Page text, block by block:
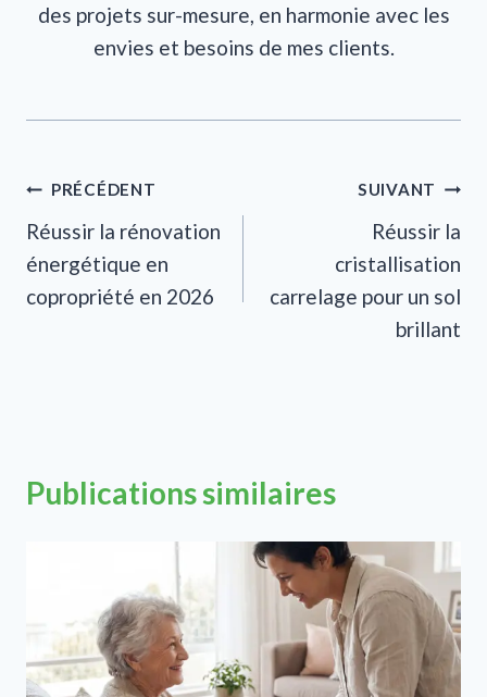
des projets sur-mesure, en harmonie avec les
envies et besoins de mes clients.
Navigation
de
l’article
PRÉCÉDENT
Réussir la rénovation
énergétique en
copropriété en 2026
SUIVANT
Réussir la
cristallisation
carrelage pour un sol
brillant
Publications similaires